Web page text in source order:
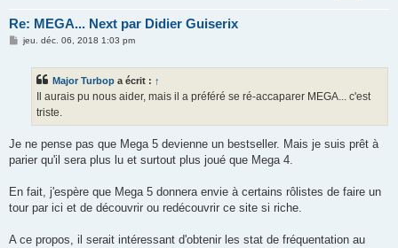
Re: MEGA... Next par Didier Guiserix
Mjeu. déc. 06, 2018 1:03 pm
Major Turbop a écrit : ↑
Il aurais pu nous aider, mais il a préféré se ré-accaparer MEGA... c'est
triste.
Je ne pense pas que Mega 5 devienne un bestseller. Mais je suis prêt à
parier qu'il sera plus lu et surtout plus joué que Mega 4.
En fait, j'espère que Mega 5 donnera envie à certains rôlistes de faire un
tour par ici et de découvrir ou redécouvrir ce site si riche.
A ce propos, il serait intéressant d'obtenir les stat de fréquentation au